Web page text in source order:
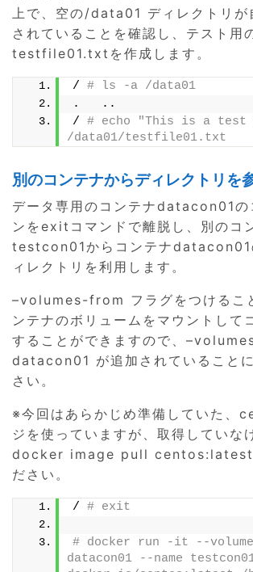
上で、空の/data01 ディレクトリが
されていることを確認し、テスト用
testfile01.txtを作成します。
/ # ls -a /data01
.   ..
/ # echo "This is a
/data01/testfile01.txt
別のコンテナからディレクトリを
データ専用のコンテナdatacon01の
ンをexitコマンドで離脱し、別のコ
testcon01からコンテナ
ィレクトリを利用します。
–volumes-from フラグをつけるこ
ンテナのボリュームをマウントして
することができますので、
datacon01 が追加されていること
さい。
※今回はあらかじめ準備していた、
ジを使っていますが、取得していな
docker image pull centos:latest
ださい。
/ # exit
# docker run -it --
datacon01 --name